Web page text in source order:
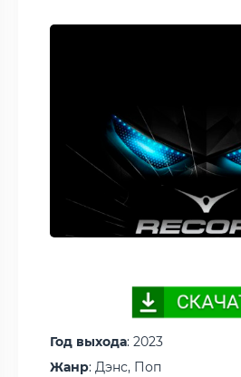
Год выхода: 2023
Жанр: Дэнс, Поп